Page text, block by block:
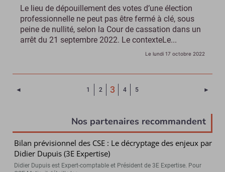
Le lieu de dépouillement des votes d’une élection
professionnelle ne peut pas être fermé à clé, sous
peine de nullité, selon la Cour de cassation dans un
arrêt du 21 septembre 2022. Le contexteLe...
Le lundi 17 octobre 2022
◄ 1 2 3 (Page courante)
4 5 ►
Nos partenaires recommandent
Bilan prévisionnel des CSE : Le décryptage des enjeux par
Didier Dupuis (3E Expertise)
Didier Dupuis est Expert-comptable et Président de 3E Expertise. Pour